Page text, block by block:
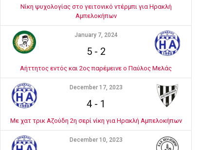
Νίκη ψυχολογίας στο γειτονικό ντέρμπι για Ηρακλή
Αμπελοκήπων
January 7, 2024
5- 2
Αήττητος εντός και 2ος παρέμεινε ο Παύλος Μελάς
December 17, 2023
4- 1
Με χατ τρικ Αζούδη 2η σερί νίκη για Ηρακλή Αμπελοκήπων
December 10, 2023